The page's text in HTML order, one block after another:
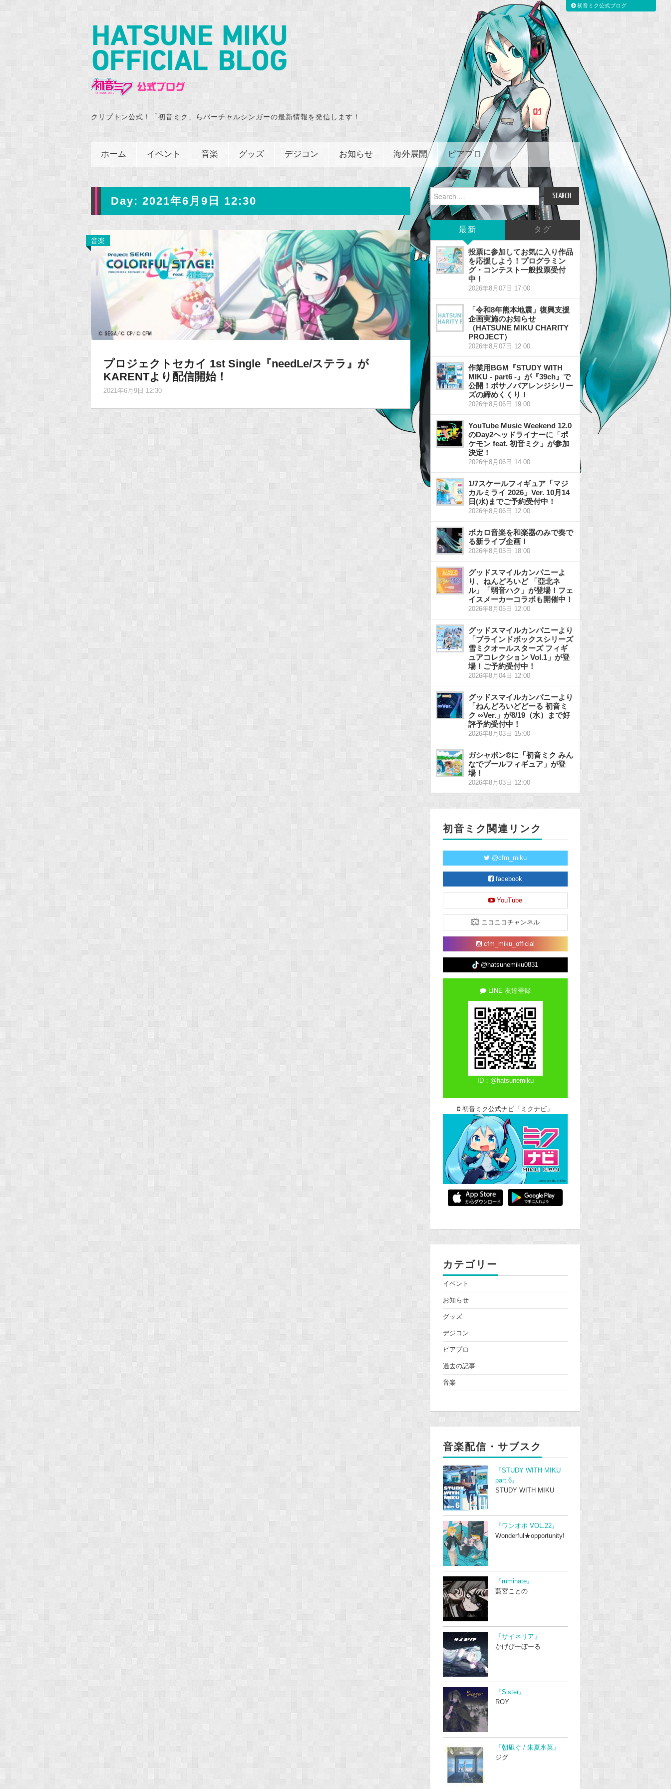
クリプトン公式！「初音ミク」らバーチャルシンガーの最新情報を発信します！
ホーム イベント 音楽 グッズ デジコン お知らせ 海外展開 ピアプロ
Day: 2021年6月9日 12:30
音楽
プロジェクトセカイ 1st Single『needLe/ステラ』が
KARENTより配信開始！
2021年6月9日 12:30
Search
for:
最新 タグ
投票に参加してお気に入り作品
を応援しよう！プログラミン
グ・コンテスト一般投票受付
中！
2026年8月07日 17:00
「令和8年熊本地震」復興支援
企画実施のお知らせ
（HATSUNE MIKU CHARITY
PROJECT）
2026年8月07日 12:00
作業用BGM『STUDY WITH
MIKU - part6 -』が『39ch』で
公開！ボサノバアレンジシリー
ズの締めくくり！
2026年8月06日 19:00
YouTube Music Weekend 12.0
のDay2ヘッドライナーに「ポ
ケモン feat. 初音ミク」が参加
決定！
2026年8月06日 14:00
1/7スケールフィギュア「マジ
カルミライ 2026」Ver. 10月14
日(水)までご予約受付中！
2026年8月06日 12:00
ボカロ音楽を和楽器のみで奏で
る新ライブ企画！
2026年8月05日 18:00
グッドスマイルカンパニーよ
り、ねんどろいど 「亞北ネ
ル」「弱音ハク」が登場！フェ
イスメーカーコラボも開催中！
2026年8月05日 12:00
グッドスマイルカンパニーより
「ブラインドボックスシリーズ
雪ミクオールスターズ フィギ
ュアコレクション Vol.1」が登
場！ご予約受付中！
2026年8月04日 12:00
グッドスマイルカンパニーより
「ねんどろいどどーる 初音ミ
ク ∞Ver.」が8/19（水）まで好
評予約受付中！
2026年8月03日 15:00
ガシャポン®に「初音ミク みん
なでプールフィギュア」が登
場！
2026年8月03日 12:00
初音ミク関連リンク
@cfm_miku
facebook
YouTube
ニコニコチャンネル
cfm_miku_official
@hatsunemiku0831
LINE 友達登録
ID：@hatsunemiku
初音ミク公式ナビ「ミクナビ」
カテゴリー
イベント
お知らせ
グッズ
デジコン
ピアプロ
過去の記事
音楽
音楽配信・サブスク
『STUDY WITH MIKU
part 6』
STUDY WITH MIKU
『ワンオポ VOL.22』
Wonderful★opportunity!
『ruminate』
藍宮ことの
『サイネリア』
かげぴーぼーる
『Sister』
ROY
『朝凪ぐ / 朱夏氷菓』
ジグ
初音ミク公式ブログ